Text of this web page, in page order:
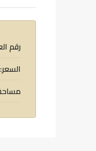
رقم
السعر: